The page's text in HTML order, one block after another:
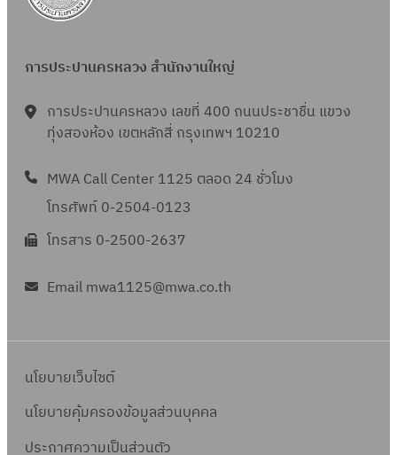
การประปานครหลวง สำนักงานใหญ่
การประปานครหลวง เลขที่ 400 ถนนประชาชื่น แขวง
ทุ่งสองห้อง เขตหลักสี่ กรุงเทพฯ 10210
MWA Call Center 1125 ตลอด 24 ชั่วโมง
โทรศัพท์ 0-2504-0123
โทรสาร 0-2500-2637
Email mwa1125@mwa.co.th
นโยบายเว็บไซต์
นโยบายคุ้มครองข้อมูลส่วนบุคคล
ประกาศความเป็นส่วนตัว